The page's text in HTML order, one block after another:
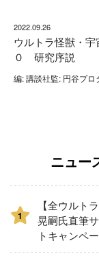
2022.09.26
ウルトラ怪獣・宇
０ 研究序説
編: 講談社監: 円谷プロ
ニュー
1
【全ウルト
晃嗣氏直筆
トキャンペ